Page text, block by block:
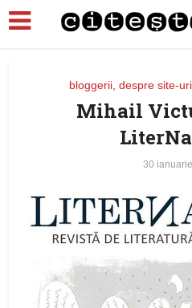
bloggerii, despre site-
Mihail
30